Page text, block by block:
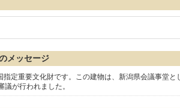
メッセージ
指定重要文化財です。この建物は、新潟県会議事堂
が行われました。